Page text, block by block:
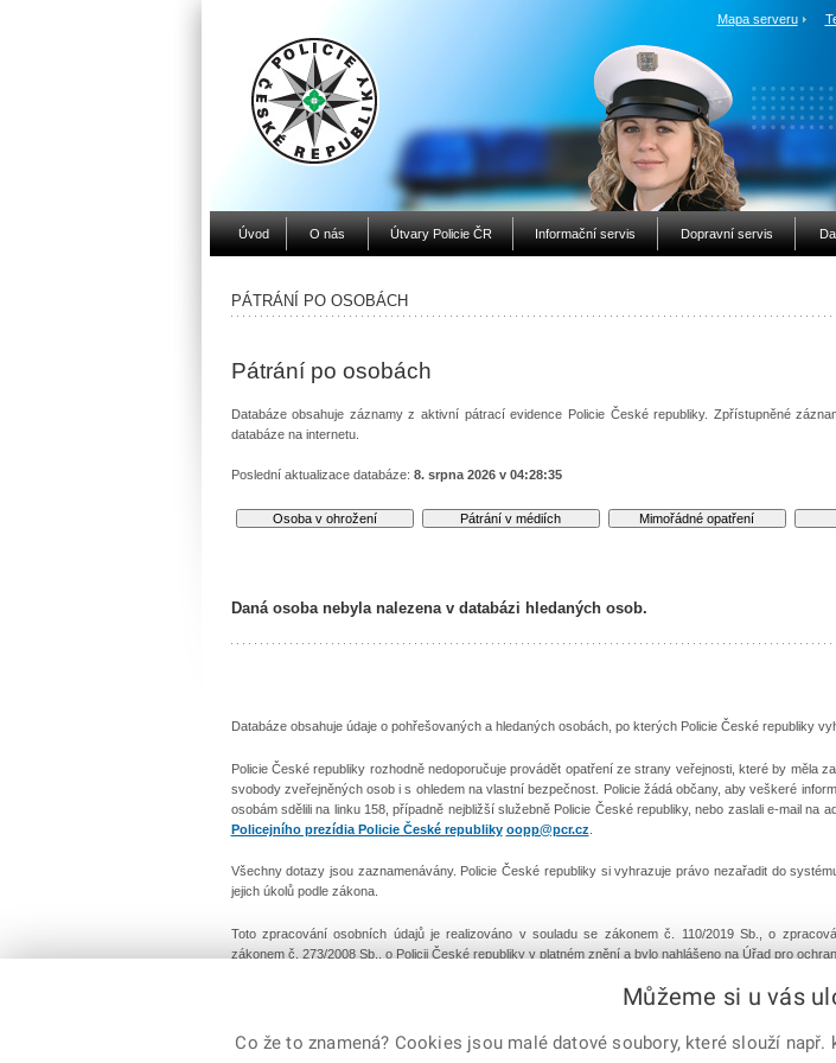
Mapa serveru
Úvod O nás Útvary Policie ČR Informační servis Dopravní servis
PÁTRÁNÍ PO OSOBÁCH
Pátrání po osobách
Databáze obsahuje záznamy z aktivní pátrací evidence Policie České republiky. Zpřístupněné
databáze na internetu.
Poslední aktualizace databáze: 8. srpna 2026 v 04:28:35
Daná osoba nebyla nalezena v databázi hledaných osob.
Databáze obsahuje údaje o pohřešovaných a hledaných osobách, po kterých Policie České republiky
Policie České republiky rozhodně nedoporučuje provádět opatření ze strany veřejnosti, které by měla
svobody zveřejněných osob i s ohledem na vlastní bezpečnost. Policie žádá občany, aby veškeré
osobám sdělili na linku 158, případně nejbližší služebně Policie České republiky, nebo zaslali e-mail na
Policejního prezídia Policie České republiky oopp@pcr.cz
Všechny dotazy jsou zaznamenávány. Policie České republiky si vyhrazuje právo nezařadit do
jejich úkolů podle zákona.
Toto zpracování osobních údajů je realizováno v souladu se zákonem č. 110/2019 Sb., o
zákonem č. 273/2008 Sb., o Policii České republiky v platném znění a bylo nahlášeno na Úřad pro
Můžeme si u vás
Co že to znamená? Cookies jsou malé datové soubory, které slouží